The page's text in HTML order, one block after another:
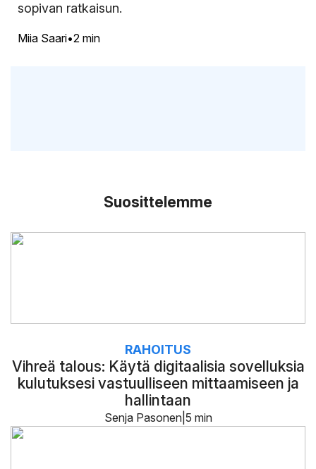
2 min
sopivan ratkaisun.
Miia Saari
Suosittelemme
Vihreä talous: Käytä digitaalisia sovelluksia
kulutuksesi vastuulliseen mittaamiseen ja
hallintaan
RAHOITUS
5 min
Senja Pasonen